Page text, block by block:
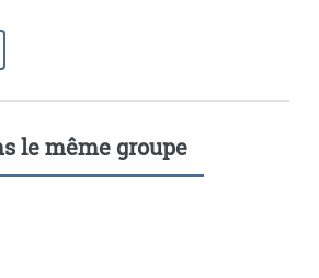
le même groupe